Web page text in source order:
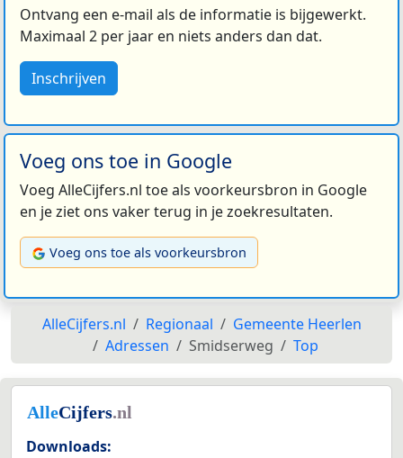
Ontvang een e-mail als de informatie is bijgewerkt.
Maximaal 2 per jaar en niets anders dan dat.
Inschrijven
Voeg ons toe in Google
Voeg AlleCijfers.nl toe als voorkeursbron in Google
en je ziet ons vaker terug in je zoekresultaten.
Voeg ons toe als voorkeursbron
AlleCijfers.nl Regionaal
Gemeente Heerlen
Adressen
Smidserweg Top
Downloads: